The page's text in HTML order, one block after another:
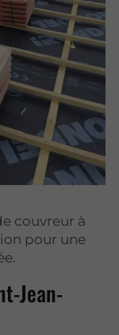
couvreur à
pour une
Jean-